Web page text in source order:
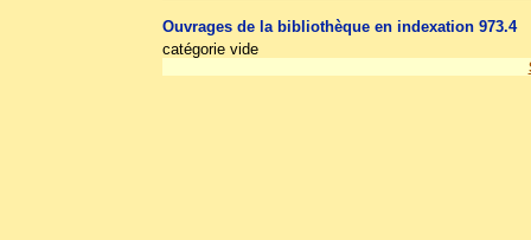
Ouvrages de la bibliothèque en indexation 973.4
catégorie vide